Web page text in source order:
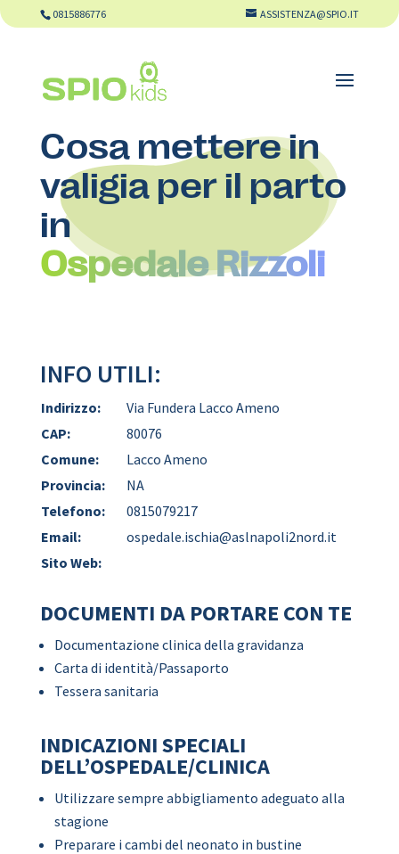
0815886776 ASSISTENZA@SPIO.IT
Cosa mettere in
valigia per il parto
in
Ospedale Rizzoli
INFO UTILI:
Indirizzo:
Via Fundera Lacco Ameno
CAP:
80076
Comune:
Lacco Ameno
Provincia:
NA
Telefono:
0815079217
Email:
ospedale.ischia@aslnapoli2nord.it
Sito Web:
DOCUMENTI DA PORTARE CON TE
Documentazione clinica della gravidanza
Carta di identità/Passaporto
Tessera sanitaria
INDICAZIONI SPECIALI
DELL’OSPEDALE/CLINICA
Utilizzare sempre abbigliamento adeguato alla
stagione
Preparare i cambi del neonato in bustine